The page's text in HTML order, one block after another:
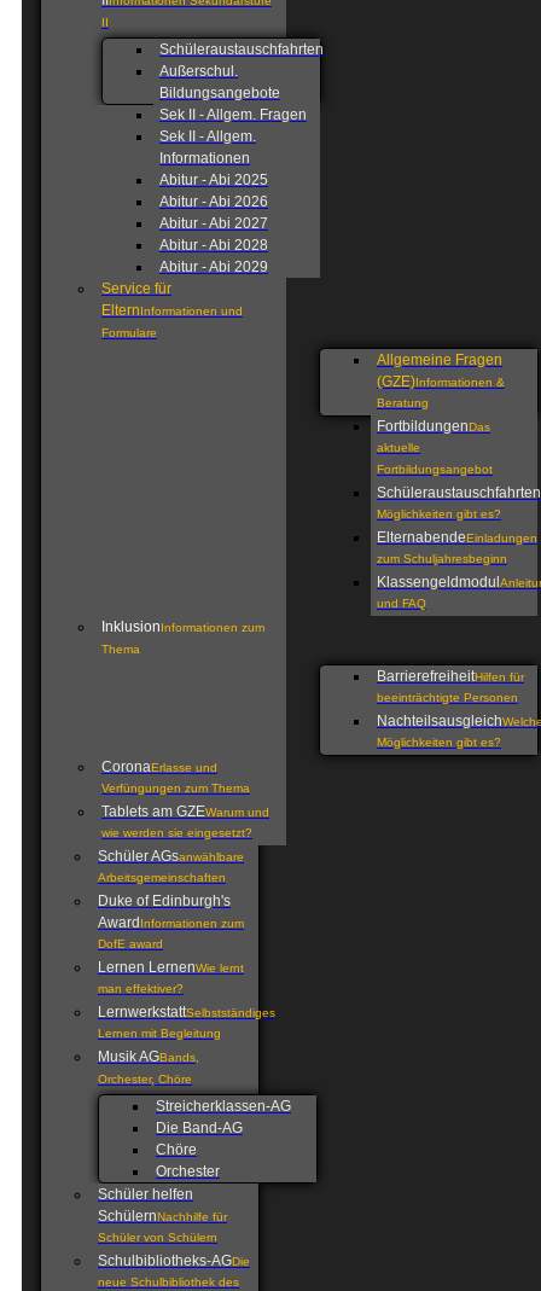
II
Schüleraustauschfahrten
Außerschul.
Bildungsangebote
Sek II - Allgem. Fragen
Sek II - Allgem.
Informationen
Abitur - Abi 2025
Abitur - Abi 2026
Abitur - Abi 2027
Abitur - Abi 2028
Abitur - Abi 2029
Service für
ElternInformationen und
Formulare
Allgemeine Fragen
(GZE)Informationen &
Beratung
FortbildungenDas
aktuelle
Fortbildungsangebot
Schüleraustauschfahrten
Möglichkeiten gibt es?
ElternabendeEinladungen
zum Schuljahresbeginn
Klassengeldmodul
und FAQ
InklusionInformationen zum
Thema
BarrierefreiheitHilfen für
beeinträchtigte Personen
Nachteilsausgleich
Möglichkeiten gibt es?
CoronaErlasse und
Verfüngungen zum Thema
Tablets am GZEWarum und
wie werden sie eingesetzt?
Schüler AGsanwählbare
Arbeitsgemeinschaften
Duke of Edinburgh's
Award Informationen zum
DofE award
Lernen LernenWie lernt
man effektiver?
LernwerkstattSelbstständiges
Lernen mit Begleitung
Musik AGBands,
Orchester, Chöre
Streicherklassen-AG
Die Band-AG
Chöre
Orchester
Schüler helfen
SchülernNachhilfe für
Schüler von Schülern
Schulbibliotheks-AGDie
neue Schulbibliothek des